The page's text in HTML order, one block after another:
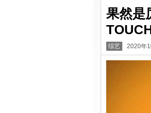
果然是
综艺 2020年